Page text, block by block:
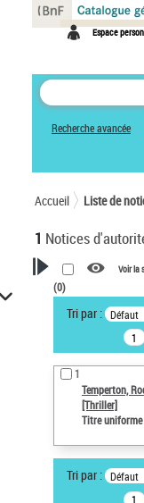
Espace
Recherche avancée
Accueil Liste de
1 Notices
VOTRE
Recherche
notices d’autorité
Œuvres liées à
Temperton,
Sauvegarder
AFFINER
Type de notice
Voir la
(0)
Tri par : Défaut
1
Temperton,
[Thriller]
Titre
Tri par : Défaut
Panneau de gestion des